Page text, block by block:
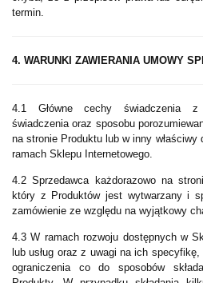
termin.
4. WARUNKI ZAWIERANIA UMOWY
4.1 Główne cechy świadczenia z
świadczenia oraz sposobu
na stronie Produktu lub w inny
ramach Sklepu Internetowego.
4.2 Sprzedawca każdorazowo na
który z Produktów jest wytwarzany i
zamówienie ze względu na wyjątkowy
4.3 W ramach rozwoju dostępnych w
lub usług oraz z uwagi na ich
ograniczenia co do sposobów